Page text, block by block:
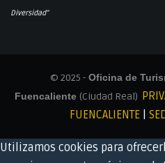
Diversidad"
© 2025 - Oficina de
Fuencaliente (Ciudad Real)
FUENCALIENTE
Utilizamos cookies para